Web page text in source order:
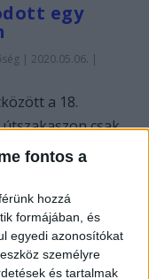
fontos a
hozzá
formájában, és
egyedi azonosítókat
személyre
és tartalmak
egy
| 2020.05.06. |
a 18.
csak...